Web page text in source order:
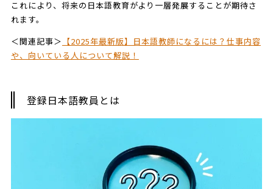
これにより、将来の日本語教育がより一層発展することが期待さ
れます。
＜関連記事＞ 【2025年最新版】日本語教師になるには？仕事内容
や、向いている人について解説！
登録日本語教員とは